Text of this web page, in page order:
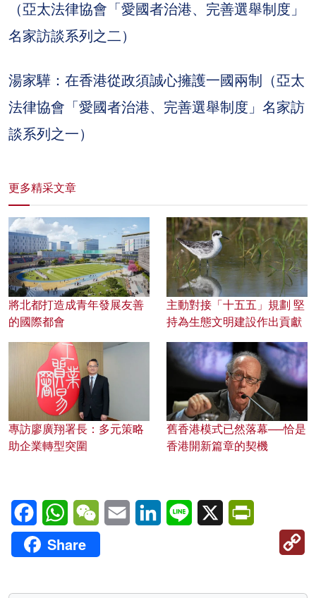
（亞太法律協會「愛國者治港、完善選舉制度」
名家訪談系列之二）
湯家驊：在香港從政須誠心擁護一國兩制（亞太
法律協會「愛國者治港、完善選舉制度」名家訪
談系列之一）
更多精采文章
將北都打造成青年發展友善
的國際都會
主動對接「十五五」規劃 堅
持為生態文明建設作出貢獻
專訪廖廣翔署長：多元策略
助企業轉型突圍
舊香港模式已然落幕──恰是
香港開新篇章的契機
FacebookWhatsAppWeChatEmail LinkedInLine X
Share